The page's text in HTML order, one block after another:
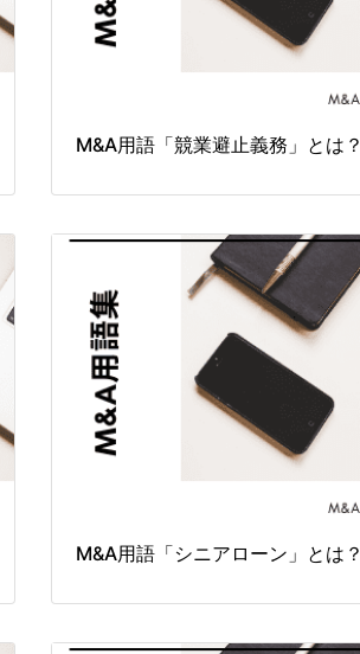
M&A用語「競業避止義務」とは？
M&A用語「シニアローン」とは？